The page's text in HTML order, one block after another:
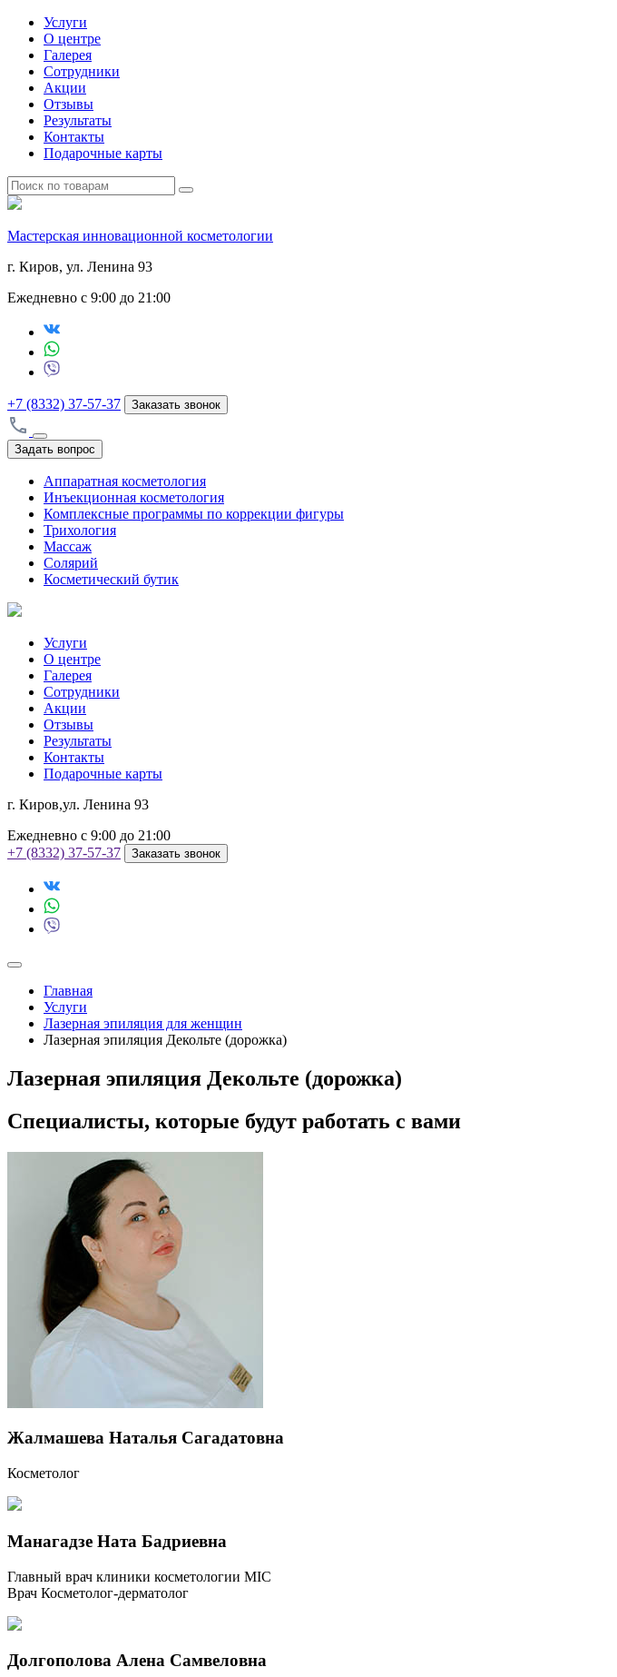
Услуги
О центре
Галерея
Сотрудники
Акции
Отзывы
Результаты
Контакты
Подарочные карты
Мастерская инновационной косметологии
г. Киров, ул. Ленина 93
Ежедневно с 9:00 до 21:00
+7 (8332) 37-57-37 Заказать звонок
Задать вопрос
Аппаратная косметология
Инъекционная косметология
Комплексные программы по коррекции фигуры
Трихология
Массаж
Солярий
Косметический бутик
Услуги
О центре
Галерея
Сотрудники
Акции
Отзывы
Результаты
Контакты
Подарочные карты
г. Киров,ул. Ленина 93
Ежедневно с 9:00 до 21:00
+7 (8332) 37-57-37
Заказать звонок
Главная
Услуги
Лазерная эпиляция для женщин
Лазерная эпиляция Декольте (дорожка)
Лазерная эпиляция Декольте (дорожка)
Специалисты, которые будут работать с вами
Жалмашева Наталья Сагадатовна
Косметолог
Манагадзе Ната Бадриевна
Главный врач клиники косметологии MIC
Врач Косметолог-дерматолог
Долгополова Алена Самвеловна